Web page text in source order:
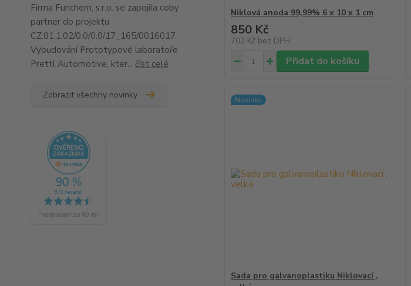
Firma Funchem, s.r.o. se zapojila coby
partner do projektu
CZ.01.1.02/0.0/0.0/17_165/0016017
Vybudování Prototypové laboratoře
Prettl Automotive, kter... číst celé
Zobrazit všechny novinky
Niklová anoda 99,99% 6 x 10 x 1 cm
850 Kč
702 Kč bez DPH
Přidat do košíku
Novinka
Sada pro galvanoplastiku Niklovací ,